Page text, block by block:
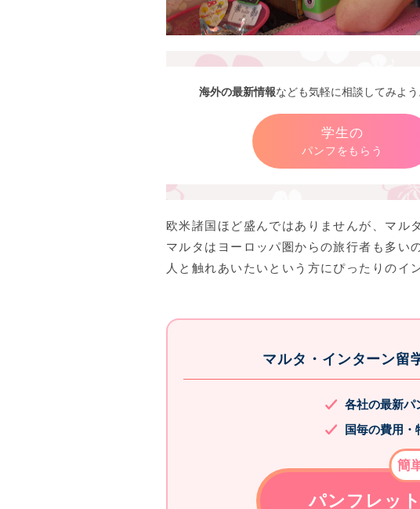
海外の最新情報なども気軽に相談してみよ
学生の
パンフをもらう
欧米諸国ほど盛んではありませんが、マル
マルタはヨーロッパ圏からの旅行者も多い
人と触れあいたいという方にぴったりのイ
マルタ・インターン留
各社の最新パ
国毎の費用・
パンフレッ
簡